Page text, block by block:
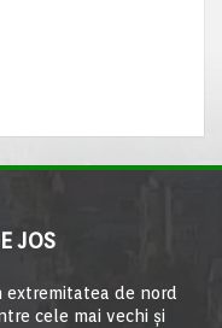
JOS
extremitatea de nord
cele mai vechi şi